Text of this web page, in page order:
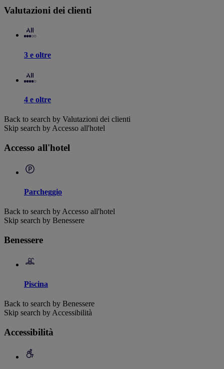
Valutazioni dei clienti
3 e oltre
4 e oltre
Back to search by Valutazioni dei clienti
Skip search by Accesso all'hotel
Accesso all'hotel
Parcheggio
Back to search by Accesso all'hotel
Skip search by Benessere
Benessere
Piscina
Back to search by Benessere
Skip search by Accessibilità
Accessibilità